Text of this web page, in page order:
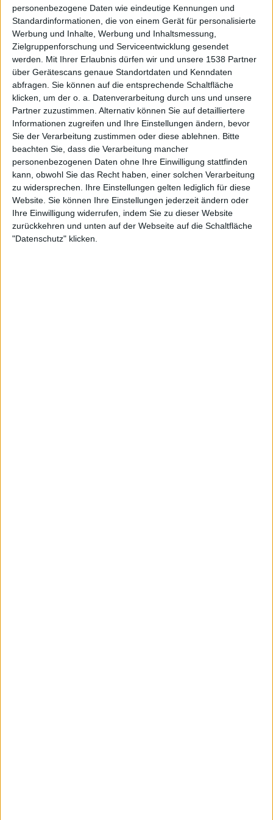
personenbezogene Daten wie eindeutige Kennungen und
Standardinformationen, die von einem Gerät für personalisierte
Werbung und Inhalte, Werbung und Inhaltsmessung,
Zielgruppenforschung und Serviceentwicklung gesendet
werden.
Mit Ihrer Erlaubnis dürfen wir und unsere 1538 Partner
über Gerätescans genaue Standortdaten und Kenndaten
abfragen. Sie können auf die entsprechende Schaltfläche
klicken, um der o. a. Datenverarbeitung durch uns und unsere
Partner zuzustimmen. Alternativ können Sie auf detailliertere
Informationen zugreifen und Ihre Einstellungen ändern, bevor
Sie der Verarbeitung zustimmen oder diese ablehnen.
Bitte
beachten Sie, dass die Verarbeitung mancher
personenbezogenen Daten ohne Ihre Einwilligung stattfinden
kann, obwohl Sie das Recht haben, einer solchen Verarbeitung
zu widersprechen. Ihre Einstellungen gelten lediglich für diese
Website. Sie können Ihre Einstellungen jederzeit ändern oder
Ihre Einwilligung widerrufen, indem Sie zu dieser Website
zurückkehren und unten auf der Webseite auf die Schaltfläche
"Datenschutz" klicken.
geht auf mich!
Das Arschloch 2023 war/ist…
Javier Milei
Du hast für 2024 einen Wunsch frei und der ist…
Möglichst gesund bleiben. Das Leben ist zu kurz, um es
mit krank sein zu verbringen.
Seiten in diesem Artikel
1 2 3 4 5 6 7 8 9 10 11
12 13 14 15